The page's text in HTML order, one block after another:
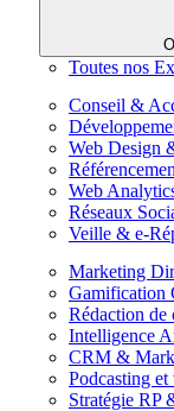
Toutes nos
Conseil &
Web Design
Web
Réseaux
Veille & e-
Marketing
Gamification
Rédaction de
Intelligence
CRM &
Podcasting et
Stratégie RP